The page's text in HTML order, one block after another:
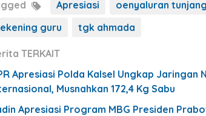
Apresiasi
oenyaluran
guru
tgk ahmada
TERKAIT
Apresiasi Polda Kalsel Ungkap Jaringan
Musnahkan 172,4 Kg Sabu
Apresiasi Program MBG Presiden